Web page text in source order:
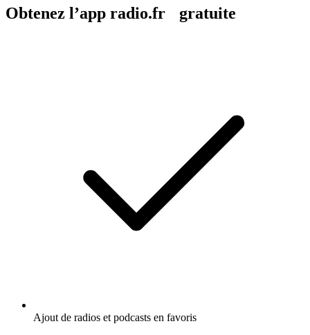
Obtenez l’app radio.fr gratuite
Ajout de radios et podcasts en favoris